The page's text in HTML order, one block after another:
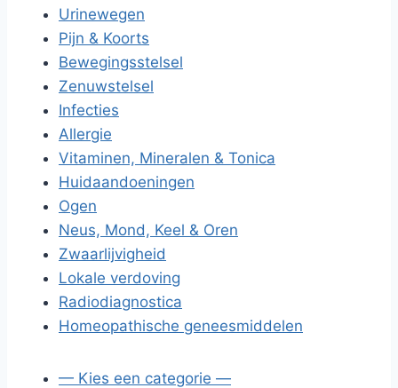
Urinewegen
Pijn & Koorts
Bewegingsstelsel
Zenuwstelsel
Infecties
Allergie
Vitaminen, Mineralen & Tonica
Huidaandoeningen
Ogen
Neus, Mond, Keel & Oren
Zwaarlijvigheid
Lokale verdoving
Radiodiagnostica
Homeopathische geneesmiddelen
— Kies een categorie —